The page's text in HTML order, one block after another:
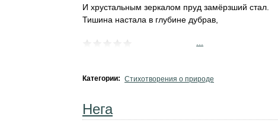
И хрустальным зеркалом пруд замёрзший стал.
Тишина настала в глубине дубрав,
Категории: Стихотворения о природе
Нега